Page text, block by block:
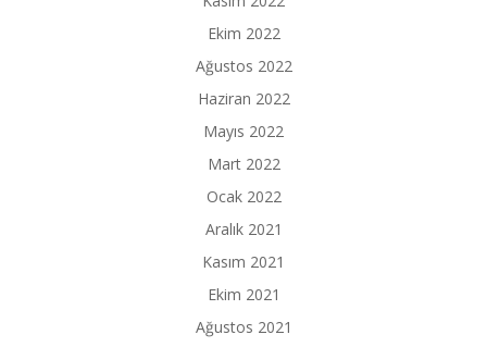
Ekim 2022
Ağustos 2022
Haziran 2022
Mayıs 2022
Mart 2022
Ocak 2022
Aralık 2021
Kasım 2021
Ekim 2021
Ağustos 2021